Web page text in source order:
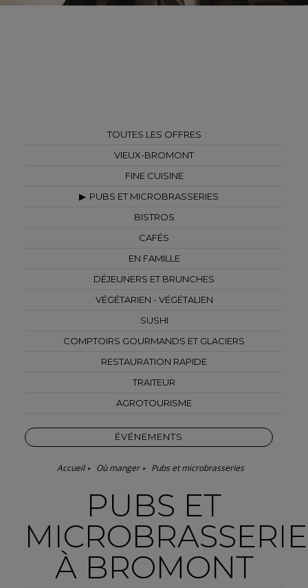
TOUTES LES OFFRES
VIEUX-BROMONT
FINE CUISINE
PUBS ET MICROBRASSERIES
BISTROS
CAFÉS
EN FAMILLE
DÉJEUNERS ET BRUNCHES
VÉGÉTARIEN - VÉGÉTALIEN
SUSHI
COMPTOIRS GOURMANDS ET GLACIERS
RESTAURATION RAPIDE
TRAITEUR
AGROTOURISME
ÉVÉNEMENTS
Accueil Où manger Pubs et microbrasseries
PUBS ET
À BROMONT